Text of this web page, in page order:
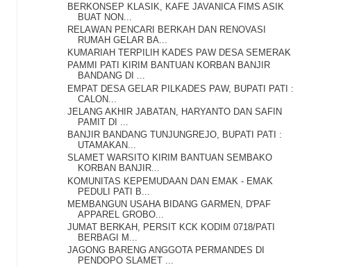
BERKONSEP KLASIK, KAFE JAVANICA FIMS ASIK
BUAT NON...
RELAWAN PENCARI BERKAH DAN RENOVASI
RUMAH GELAR BA...
KUMARIAH TERPILIH KADES PAW DESA SEMERAK
PAMMI PATI KIRIM BANTUAN KORBAN BANJIR
BANDANG DI ...
EMPAT DESA GELAR PILKADES PAW, BUPATI PATI :
CALON...
JELANG AKHIR JABATAN, HARYANTO DAN SAFIN
PAMIT DI ...
BANJIR BANDANG TUNJUNGREJO, BUPATI PATI :
UTAMAKAN...
SLAMET WARSITO KIRIM BANTUAN SEMBAKO
KORBAN BANJIR...
KOMUNITAS KEPEMUDAAN DAN EMAK - EMAK
PEDULI PATI B...
MEMBANGUN USAHA BIDANG GARMEN, D'PAF
APPAREL GROBO...
JUMAT BERKAH, PERSIT KCK KODIM 0718/PATI
BERBAGI M...
JAGONG BARENG ANGGOTA PERMANDES DI
PENDOPO SLAMET ...